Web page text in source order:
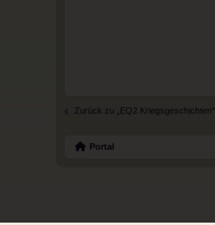
Zurück zu „EQ2 Kriegsgeschichten“
Portal